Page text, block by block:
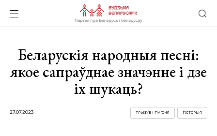
Беларускія народныя песні:
якое сапраўднае значэнне і дзе
іх шукаць?
27.07.2023 ГІСТОРЫЯ
ТРЫЗУБ І ПАГОНЯ